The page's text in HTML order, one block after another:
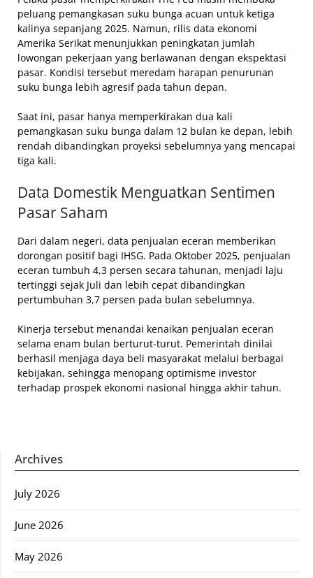
peluang pemangkasan suku bunga acuan untuk ketiga
kalinya sepanjang 2025. Namun, rilis data ekonomi
Amerika Serikat menunjukkan peningkatan jumlah
lowongan pekerjaan yang berlawanan dengan ekspektasi
pasar. Kondisi tersebut meredam harapan penurunan
suku bunga lebih agresif pada tahun depan.
Saat ini, pasar hanya memperkirakan dua kali
pemangkasan suku bunga dalam 12 bulan ke depan, lebih
rendah dibandingkan proyeksi sebelumnya yang mencapai
tiga kali.
Data Domestik Menguatkan Sentimen
Pasar Saham
Dari dalam negeri, data penjualan eceran memberikan
dorongan positif bagi IHSG. Pada Oktober 2025, penjualan
eceran tumbuh 4,3 persen secara tahunan, menjadi laju
tertinggi sejak Juli dan lebih cepat dibandingkan
pertumbuhan 3,7 persen pada bulan sebelumnya.
Kinerja tersebut menandai kenaikan penjualan eceran
selama enam bulan berturut-turut. Pemerintah dinilai
berhasil menjaga daya beli masyarakat melalui berbagai
kebijakan, sehingga menopang optimisme investor
terhadap prospek ekonomi nasional hingga akhir tahun.
Archives
July 2026
June 2026
May 2026